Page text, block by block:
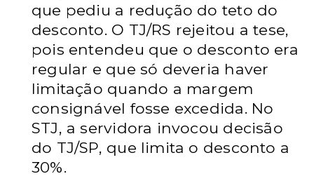
que pediu a redução do teto do
desconto. O TJ/RS rejeitou a tese,
pois entendeu que o desconto era
regular e que só deveria haver
limitação quando a margem
consignável fosse excedida. No
STJ, a servidora invocou decisão
do TJ/SP, que limita o desconto a
30%.